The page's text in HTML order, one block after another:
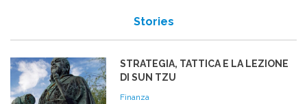
Stories
STRATEGIA, TATTICA E LA LEZIONE
DI SUN TZU
Finanza